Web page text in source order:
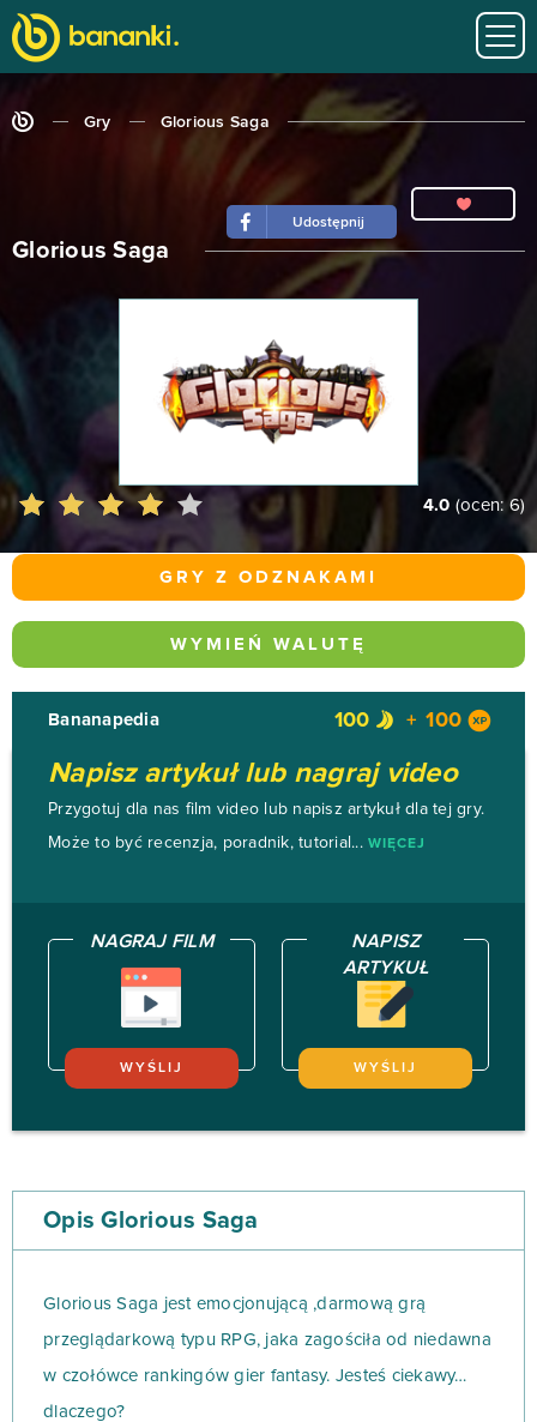
Gry Glorious Saga
Udostępnij
Glorious Saga
4.0 (ocen: 6)
GRY Z ODZNAKAMI
WYMIEŃ WALUTĘ
Bananapedia 100 100
Napisz artykuł lub nagraj video
Przygotuj dla nas film video lub napisz artykuł dla tej gry.
Może to być recenzja, poradnik, tutorial... WIĘCEJ
NAGRAJ FILM
WYŚLIJ
NAPISZ
ARTYKUŁ
WYŚLIJ
Opis Glorious Saga
Glorious Saga jest emocjonującą ,darmową grą
przeglądarkową typu RPG, jaka zagościła od niedawna
w czołówce rankingów gier fantasy. Jesteś ciekawy…
dlaczego?